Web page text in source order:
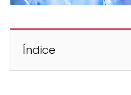
Índice